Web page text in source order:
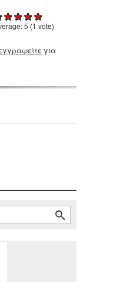
5 (1 vote)
για